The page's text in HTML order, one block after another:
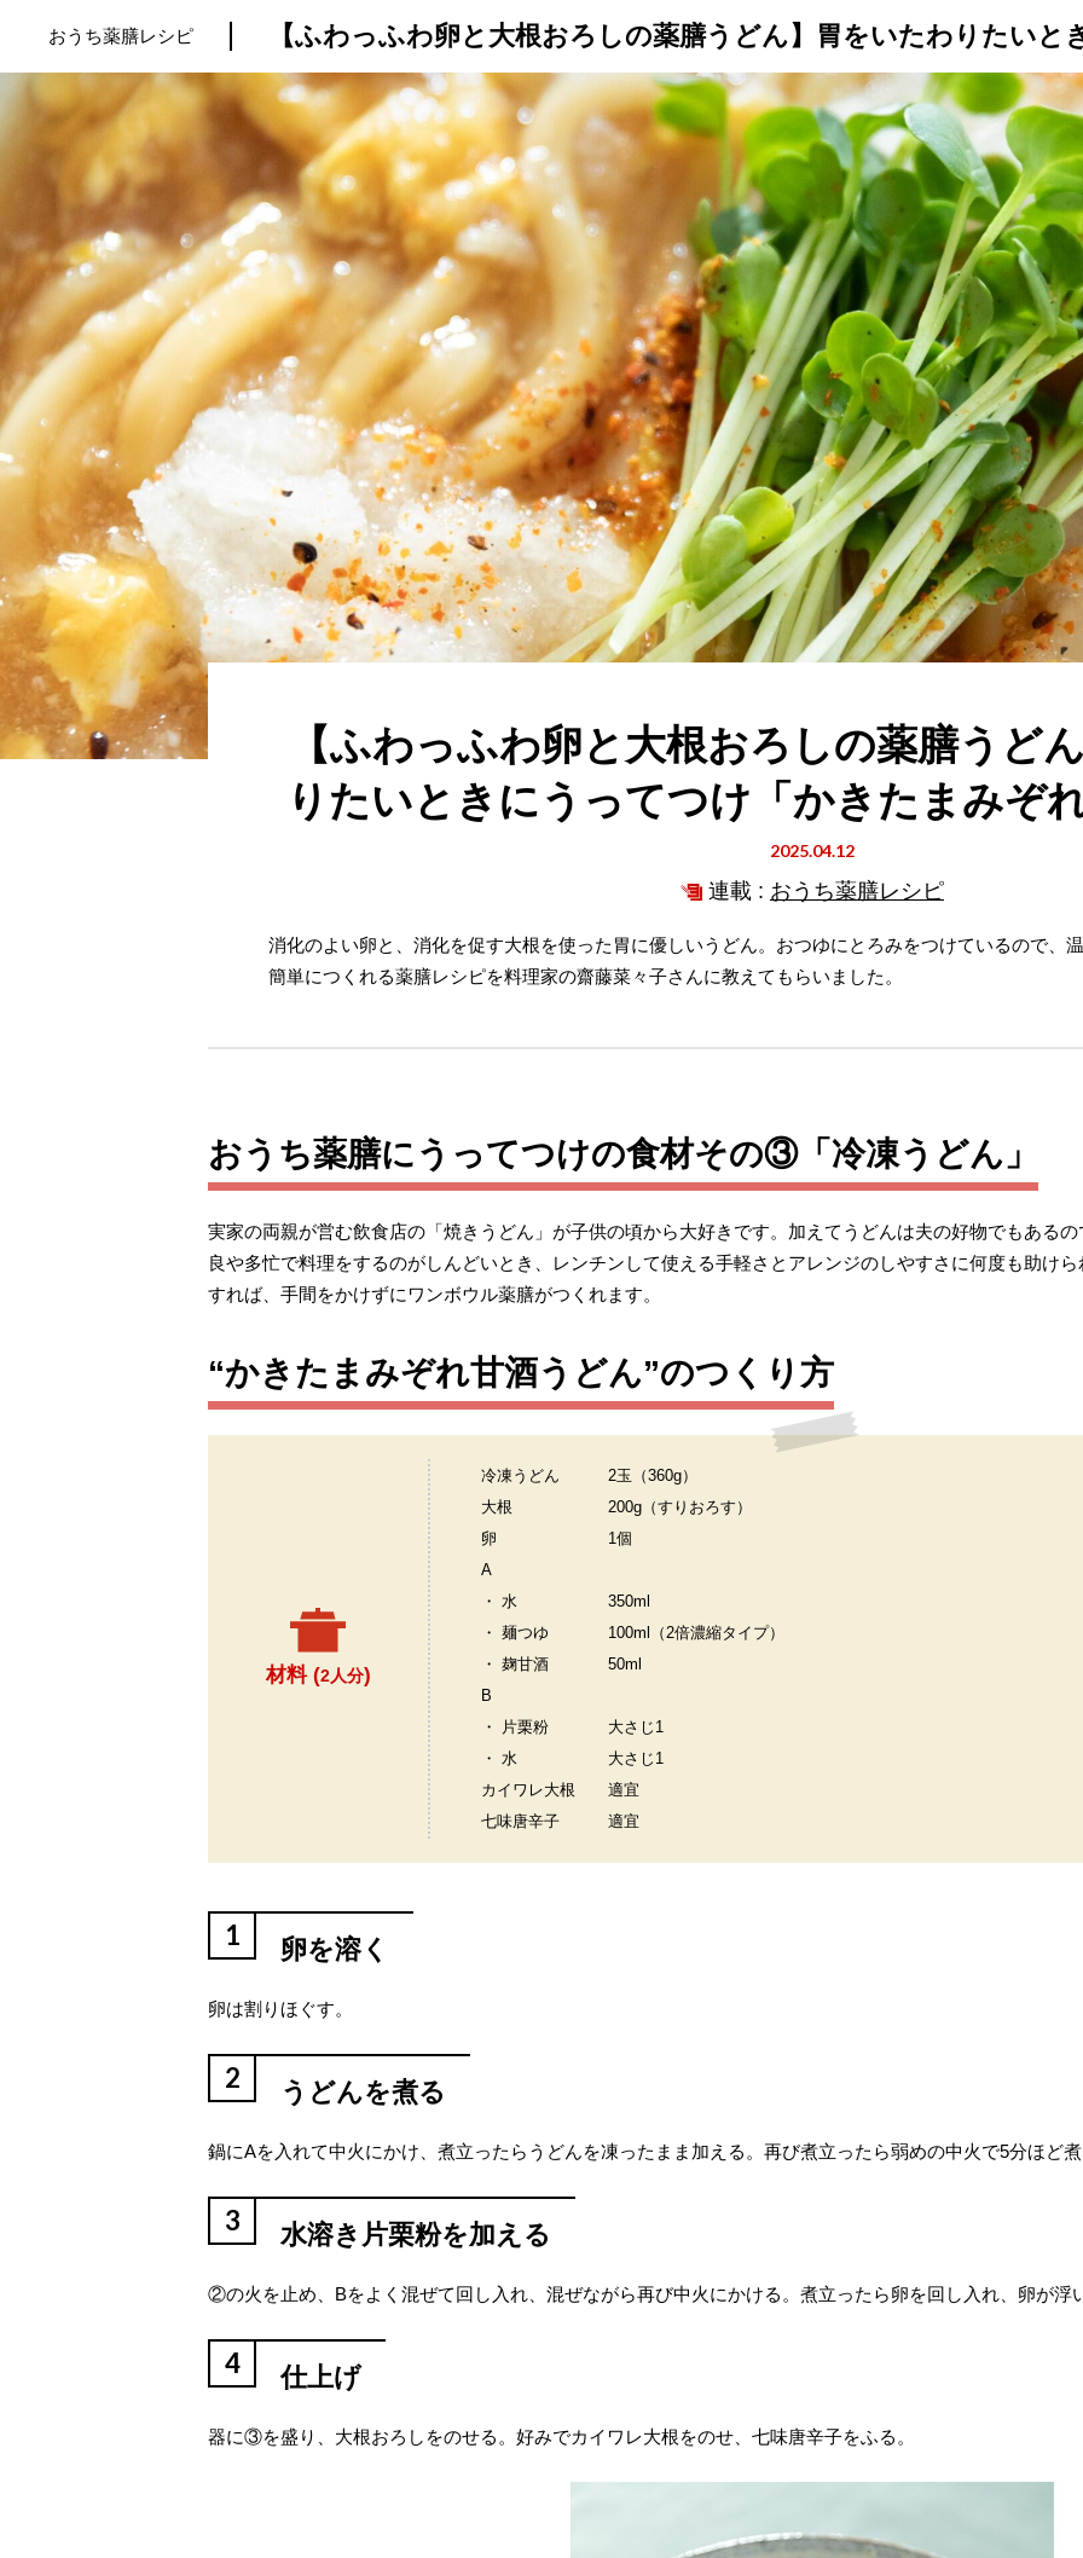
トップ プロが教えるレシピ 厳選！店探し 食のストーリー
おうち薬膳レシピ
【ふわっふわ卵と大根おろしの薬膳うど
りたいときにうってつけ「かきたまみぞ
2025.04.12
連載 : おうち薬膳レシピ
消化のよい卵と、消化を促す大根を使った胃に優しいうどん。おつゆにとろみをつけているので、
簡単につくれる薬膳レシピを料理家の齋藤菜々子さんに教えてもらいました。
おうち薬膳にうってつけの食材その③「冷凍うどん」
実家の両親が営む飲食店の「焼きうどん」が子供の頃から大好きです。加えてうどんは夫の好物でもある
良や多忙で料理をするのがしんどいとき、レンチンして使える手軽さとアレンジのしやすさに何度も助け
すれば、手間をかけずにワンボウル薬膳がつくれます。
“かきたまみぞれ甘酒うどん”のつくり方
材料 (2人分)
冷凍うどん
2玉（360g）
大根
200g（すりおろす）
卵
1個
A
・ 水
350ml
・ 麺つゆ
100ml（2倍濃縮タイプ）
・ 麹甘酒
50ml
B
・ 片栗粉
大さじ1
・ 水
大さじ1
カイワレ大根
適宜
七味唐辛子
適宜
1 卵を溶く
卵は割りほぐす。
2 うどんを煮る
鍋にAを入れて中火にかけ、煮立ったらうどんを凍ったまま加える。再び煮立ったら弱めの中火で5分ほど
3 水溶き片栗粉を加える
②の火を止め、Bをよく混ぜて回し入れ、混ぜながら再び中火にかける。煮立ったら卵を回し入れ、卵が浮
4 仕上げ
器に③を盛り、大根おろしをのせる。好みでカイワレ大根をのせ、七味唐辛子をふる。